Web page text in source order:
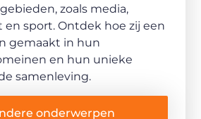
zoals media,
sport. Ontdek hoe zij een
gemaakt in hun
en hun unieke
samenleving.
onderwerpen